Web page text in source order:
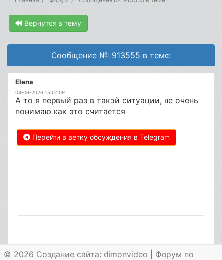
Вернутся в тему
Сообщение №: 913555 в теме:
Elena
04-06-2026 15:07:09
А то я первый раз в такой ситуации, не очень
понимаю как это считается
Перейти в ветку обсуждения в Telegram
© 2026 Создание сайта: dimonvideo Форум по